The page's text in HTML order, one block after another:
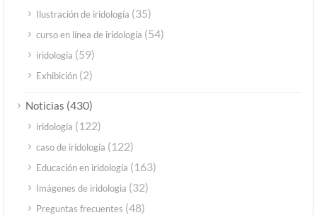
Ilustración de iridología (35)
curso en línea de iridología (54)
iridología (59)
Exhibición (2)
Noticias (430)
iridología (122)
caso de iridología (122)
Educación en iridología (163)
Imágenes de iridologia (32)
Preguntas frecuentes (48)